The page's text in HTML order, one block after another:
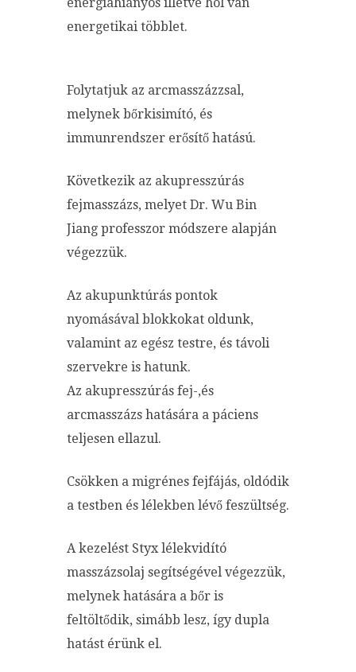
energiahiányos illetve hol van
energetikai többlet.
Folytatjuk az arcmasszázzsal,
melynek bőrkisimító, és
immunrendszer erősítő hatású.
Következik az akupresszúrás
fejmasszázs, melyet Dr. Wu Bin
Jiang professzor módszere alapján
végezzük.
Az akupunktúrás pontok
nyomásával blokkokat oldunk,
valamint az egész testre, és távoli
szervekre is hatunk.
Az akupresszúrás fej-,és
arcmasszázs hatására a páciens
teljesen ellazul.
Csökken a migrénes fejfájás, oldódik
a testben és lélekben lévő feszültség.
A kezelést Styx lélekvidító
masszázsolaj segítségével végezzük,
melynek hatására a bőr is
feltöltődik, simább lesz, így dupla
hatást érünk el.